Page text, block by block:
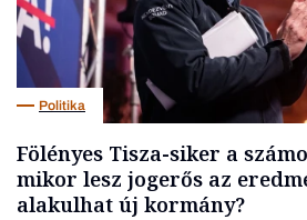
Politika
Fölényes Tisza-siker a
mikor lesz jogerős az
alakulhat új kormány?